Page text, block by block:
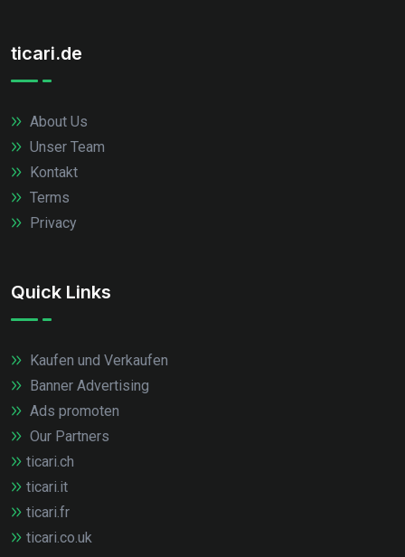
ticari.de
About Us
Unser Team
Kontakt
Terms
Privacy
Quick Links
Kaufen und Verkaufen
Banner Advertising
Ads promoten
Our Partners
ticari.ch
ticari.it
ticari.fr
ticari.co.uk